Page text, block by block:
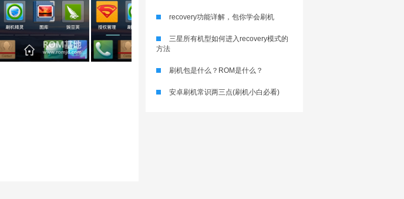
recovery功能详解，包你学会刷机
三星所有机型如何进入recovery模式的
方法
刷机包是什么？ROM是什么？
安卓刷机常识两三点(刷机小白必看)